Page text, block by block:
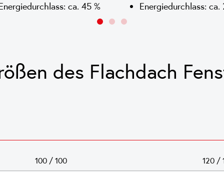
ca. 45 %
Energiedurchlass: ca.
des Flachdach
100 / 100 120 /